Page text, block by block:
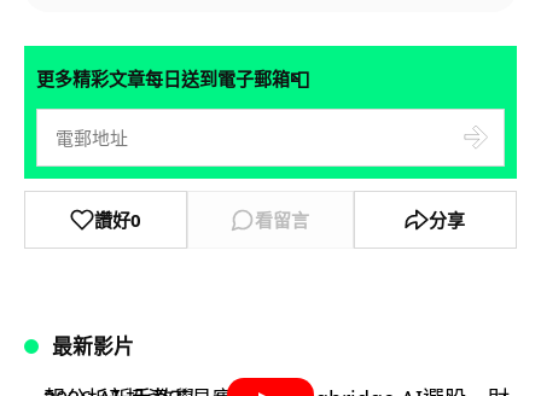
更多精彩文章每日送到電子郵箱📮
讚好0 看留言 分享
最新影片